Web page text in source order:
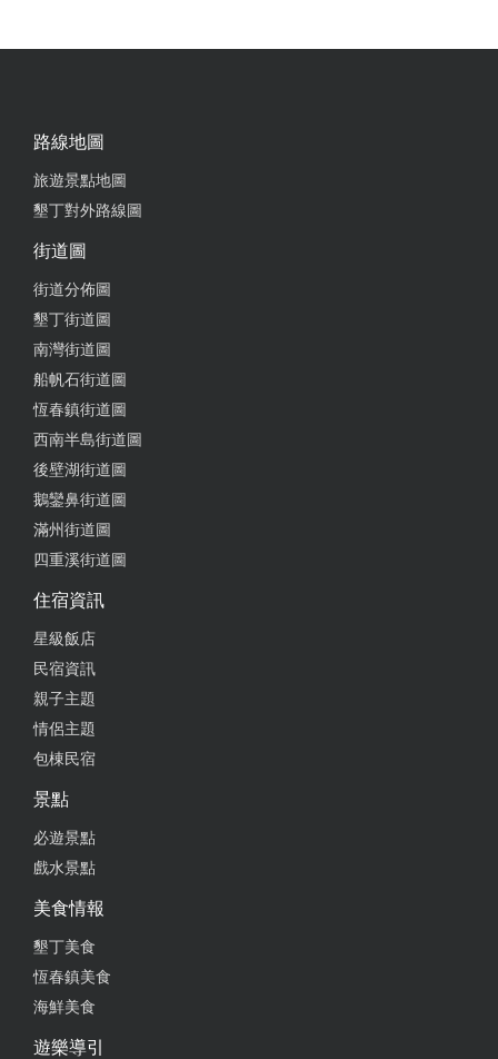
路線地圖
旅遊景點地圖
墾丁對外路線圖
街道圖
街道分佈圖
墾丁街道圖
南灣街道圖
船帆石街道圖
恆春鎮街道圖
西南半島街道圖
後壁湖街道圖
鵝鑾鼻街道圖
滿州街道圖
四重溪街道圖
住宿資訊
星級飯店
民宿資訊
親子主題
情侶主題
包棟民宿
景點
必遊景點
戲水景點
美食情報
墾丁美食
恆春鎮美食
海鮮美食
遊樂導引